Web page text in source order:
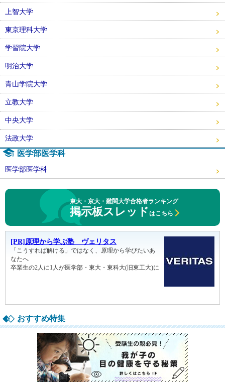
上智大学
東京理科大学
学習院大学
明治大学
青山学院大学
立教大学
中央大学
法政大学
医学部医学科
医学部医学科
東大・京大・難関大学合格者ランキング
掲示板スレッドはこちら
おすすめ特集